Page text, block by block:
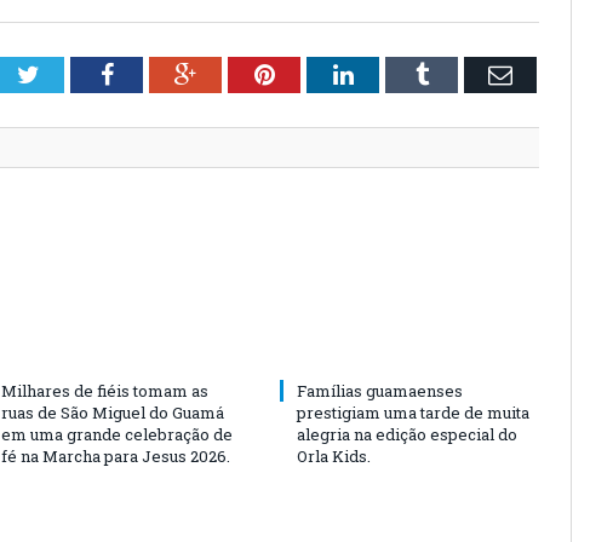
TwitterFacebookGoogle+PinterestLinkedInTumblr Email
Milhares de fiéis tomam as
ruas de São Miguel do Guamá
em uma grande celebração de
fé na Marcha para Jesus 2026.
Famílias guamaenses
prestigiam uma tarde de muita
alegria na edição especial do
Orla Kids.